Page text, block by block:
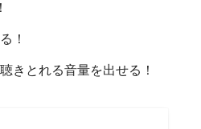
！
きとれる音量を出せる！